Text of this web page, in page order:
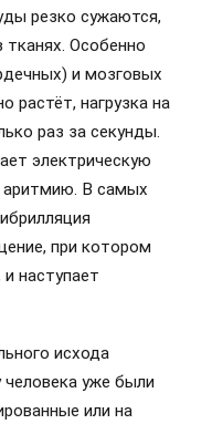
резко сужаются,
Особенно
и мозговых
растёт, нагрузка на
раз за секунды.
электрическую
аритмию. В самых
при котором
наступает
исхода
человека уже были
или на